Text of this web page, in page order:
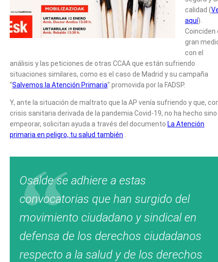
calidad (
aquí).
Coinciden
gran
con el
análisis y las peticiones de otras CCAA que están sufriendo
situaciones similares, como es el caso de Madrid y su campaña
“Salvemos la Atención Primaria” promovida por la FADSP.
Y, ante la situación de maltrato que la AP venía sufriendo y que,
crisis sanitaria derivada de la pandemia Covid-19, no ha hecho sino
empeorar, solicitan ayuda a través del documento La Atención
primaria en peligro, tu salud también
Osalde se adhiere a estas
convocatorias que han surgido del
movimiento ciudadano y sindical en
defensa de los derechos ciudadanos
respecto a la salud y de los derechos